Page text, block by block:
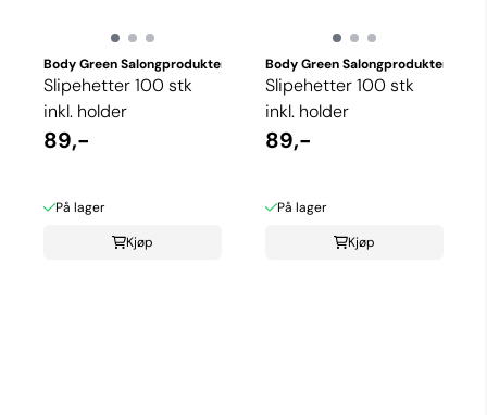
Body Green Salongprodukter
Slipehetter 100 stk
inkl. holder
89,-
På lager
Kjøp
Body Green Salongprodukter
Slipehetter 100 stk
inkl. holder
89,-
På lager
Kjøp